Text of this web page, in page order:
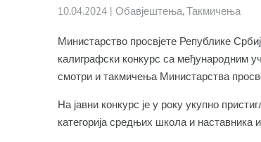
10.04.2024 | Обавјештења,Такмичења
Министарство просвјете Републике
калиграфски конкурс са међународним
смотри и такмичења Министарства
На јавни конкурс је у року укупно
категорија средњих школа и